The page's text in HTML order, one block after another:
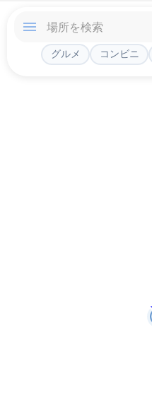
グルメ コンビニ